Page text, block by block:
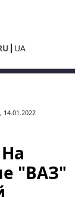
UA
14.01.2022
"ВАЗ"